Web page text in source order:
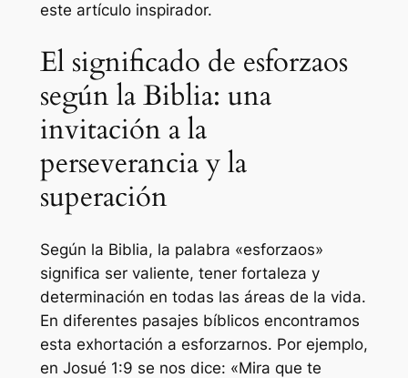
este artículo inspirador.
El significado de esforzaos
según la Biblia: una
invitación a la
perseverancia y la
superación
Según la Biblia, la palabra «esforzaos»
significa ser valiente, tener fortaleza y
determinación en todas las áreas de la vida.
En diferentes pasajes bíblicos encontramos
esta exhortación a esforzarnos. Por ejemplo,
en Josué 1:9 se nos dice: «Mira que te